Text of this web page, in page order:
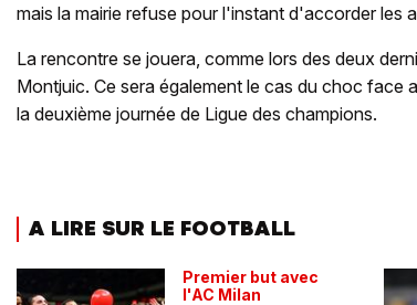
mais la mairie refuse pour l'instant d'accorder les
La rencontre se jouera, comme lors des deux
Montjuic. Ce sera également le cas du choc face
la deuxième journée de Ligue des champions.
A LIRE SUR LE FOOTBALL
Premier but avec
l'AC Milan